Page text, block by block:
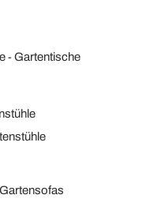
Gartentische
Gartensofas